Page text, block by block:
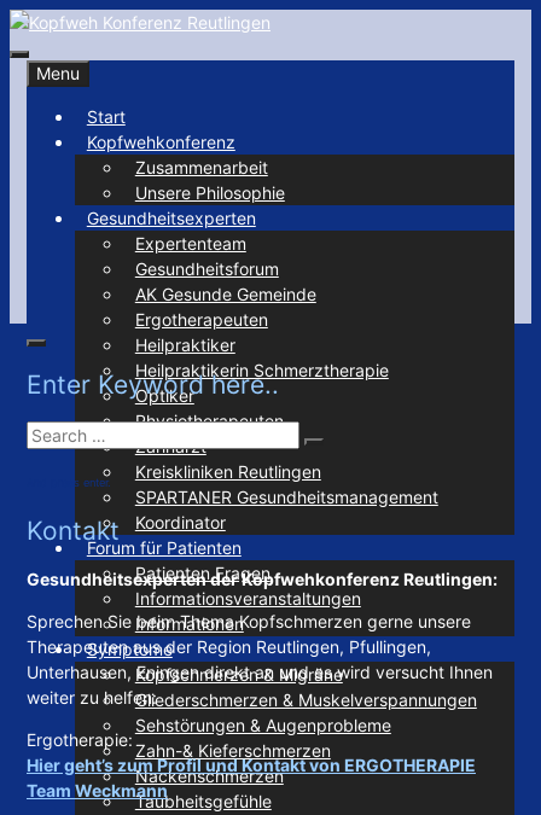
Skip
to
content
Kopfweh Konferenz Reutlingen
Search
Menu
Start
Kopfwehkonferenz
Zusammenarbeit
Unsere Philosophie
Gesundheitsexperten
Expertenteam
Gesundheitsforum
AK Gesunde Gemeinde
Ergotherapeuten
Heilpraktiker
Heilpraktikerin Schmerztherapie
Optiker
Physiotherapeuten
Zahnarzt
Kreiskliniken Reutlingen
SPARTANER Gesundheitsmanagement
Koordinator
Forum für Patienten
Patienten Fragen
Informationsveranstaltungen
Informationen
Symptome
Kopfschmerzen & Migräne
Gliederschmerzen & Muskelverspannungen
Sehstörungen & Augenprobleme
Zahn-& Kieferschmerzen
Nackenschmerzen
Taubheitsgefühle
Enter Keyword here..
Search
And press enter.
Kontakt
Gesundheitsexperten der Kopfwehkonferenz Reutlingen:
Sprechen Sie beim Thema Kopfschmerzen gerne unsere
Therapeuten aus der Region Reutlingen, Pfullingen,
Unterhausen, Eningen direkt an und es wird versucht Ihnen
weiter zu helfen:
Ergotherapie:
Hier geht’s zum Profil und Kontakt von ERGOTHERAPIE
Team Weckmann